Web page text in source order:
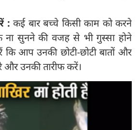
: कई बार बच्चे किसी काम को करने
ना सुनने की वजह से भी गुस्सा होने
आप उनकी छोटी-छोटी बातों और
और उनकी तारीफ करें।